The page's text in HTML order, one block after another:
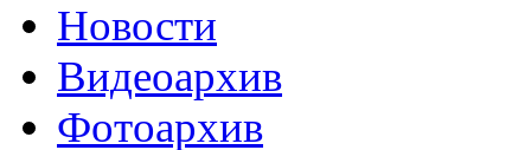
Новости
Видеоархив
Фотоархив